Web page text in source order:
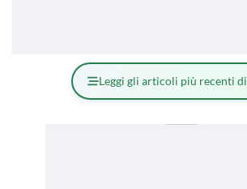
Leggi gli articoli più recenti di